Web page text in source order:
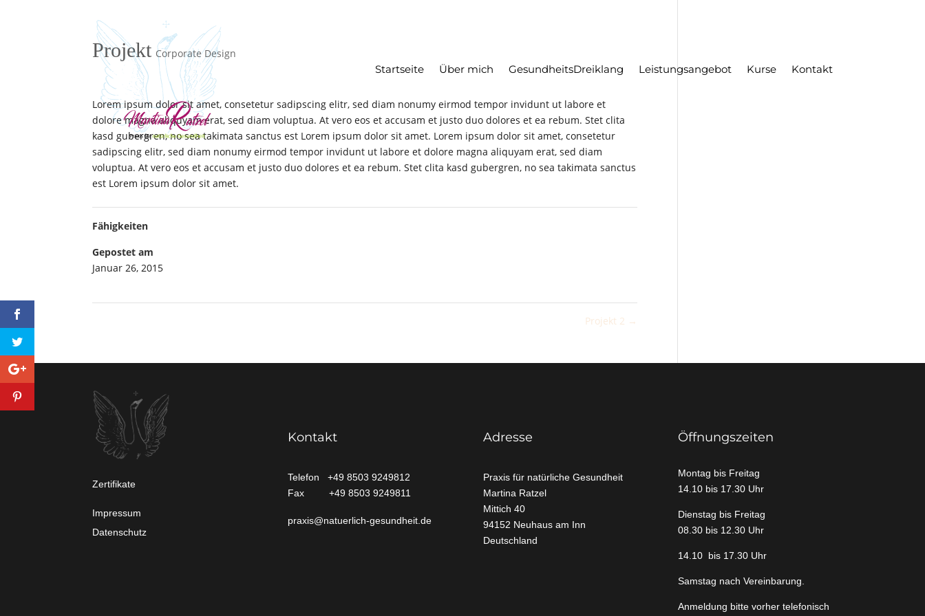
Startseite Über mich GesundheitsDreiklang Leistungsangebot Kurse Kontakt
Projekt Corporate Design
Lorem ipsum dolor sit amet, consetetur sadipscing elitr, sed diam nonumy eirmod tempor invidunt ut labore et
dolore magna aliquyam erat, sed diam voluptua. At vero eos et accusam et justo duo dolores et ea rebum. Stet clita
kasd gubergren, no sea takimata sanctus est Lorem ipsum dolor sit amet. Lorem ipsum dolor sit amet, consetetur
sadipscing elitr, sed diam nonumy eirmod tempor invidunt ut labore et dolore magna aliquyam erat, sed diam
voluptua. At vero eos et accusam et justo duo dolores et ea rebum. Stet clita kasd gubergren, no sea takimata sanctus
est Lorem ipsum dolor sit amet.
Fähigkeiten
Gepostet am
Januar 26, 2015
Projekt 2 →
Zertifikate
Impressum
Datenschutz
Kontakt
Telefon +49 8503 9249812
Fax +49 8503 9249811
praxis@natuerlich-gesundheit.de
Adresse
Praxis für natürliche Gesundheit
Martina Ratzel
Mittich 40
94152 Neuhaus am Inn
Deutschland
Öffnungszeiten
Montag bis Freitag
14.10 bis 17.30 Uhr
Dienstag bis Freitag
08.30 bis 12.30 Uhr
14.10 bis 17.30 Uhr
Samstag nach Vereinbarung.
Anmeldung bitte vorher telefonisch